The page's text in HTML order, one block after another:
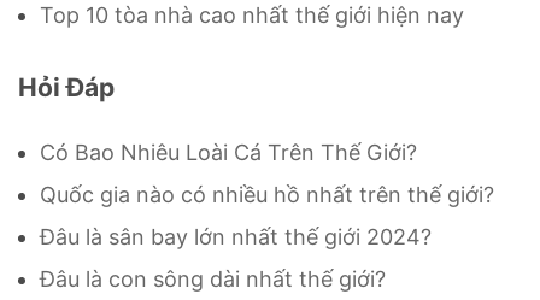
Top 10 tòa nhà cao nhất thế giới hiện nay
Hỏi Đáp
Có Bao Nhiêu Loài Cá Trên Thế Giới?
Quốc gia nào có nhiều hồ nhất trên thế giới?
Đâu là sân bay lớn nhất thế giới 2024?
Đâu là con sông dài nhất thế giới?